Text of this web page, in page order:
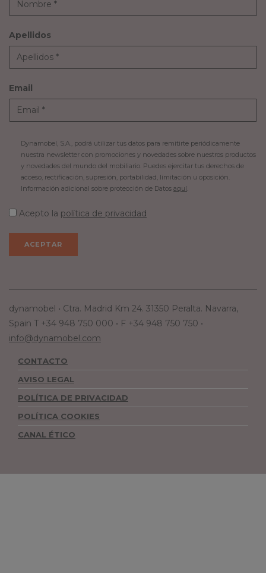
Apellidos
Email
Dynamobel, S.A., podrá utilizar tus datos para remitirte periódicamente
nuestra newsletter con promociones y novedades sobre nuestros productos
y novedades del mundo del mobiliario. Puedes ejercitar tus derechos de
acceso, rectificación, supresión, portabilidad, limitación u oposición.
Información adicional sobre protección de Datos aquí
Acepto la política de privacidad
dynamobel • Ctra. Madrid Km 24. 31350 Peralta. Navarra,
Spain T +34 948 750 000 • F +34 948 750 750 •
info@dynamobel.com
CONTACTO
AVISO LEGAL
POLÍTICA DE PRIVACIDAD
POLÍTICA COOKIES
CANAL ÉTICO